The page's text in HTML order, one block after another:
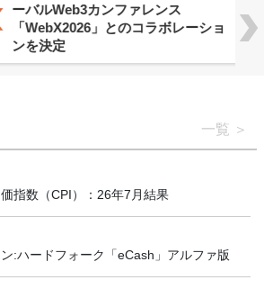
バルWeb3カンファレンス
WebX2026」とのコラボレーショ
ンを決定
一覧
指数（CPI）：26年7月結果
:ハードフォーク「eCash」アルファ版